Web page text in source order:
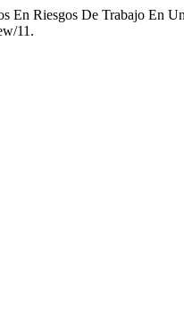
En Riesgos De Trabajo En
11.